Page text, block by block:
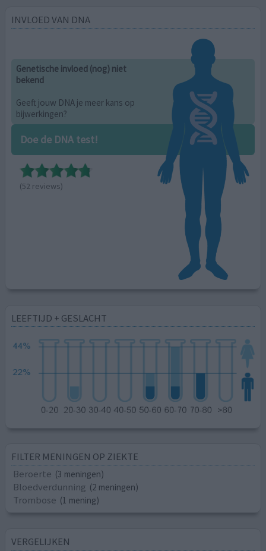
INVLOED VAN DNA
Genetische invloed (nog) niet
bekend
Geeft jouw DNA je meer kans op
bijwerkingen?
Doe de DNA test!
(52 reviews)
LEEFTIJD + GESLACHT
FILTER MENINGEN OP ZIEKTE
Beroerte (3 meningen)
Bloedverdunning (2 meningen)
Trombose (1 mening)
VERGELIJKEN